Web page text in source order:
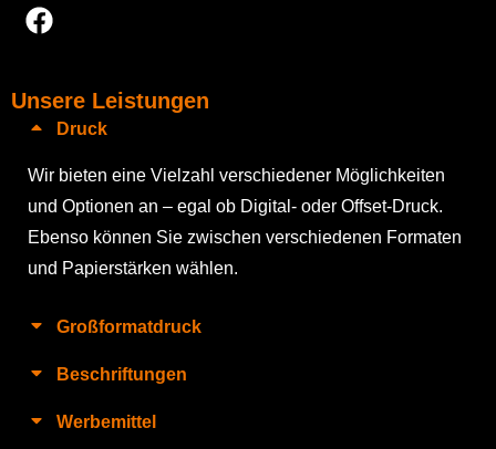
Unsere Leistungen
Druck
Wir bieten eine Vielzahl verschiedener Möglichkeiten
und Optionen an – egal ob Digital- oder Offset-Druck.
Ebenso können Sie zwischen verschiedenen Formaten
und Papierstärken wählen.
Großformatdruck
Beschriftungen
Werbemittel